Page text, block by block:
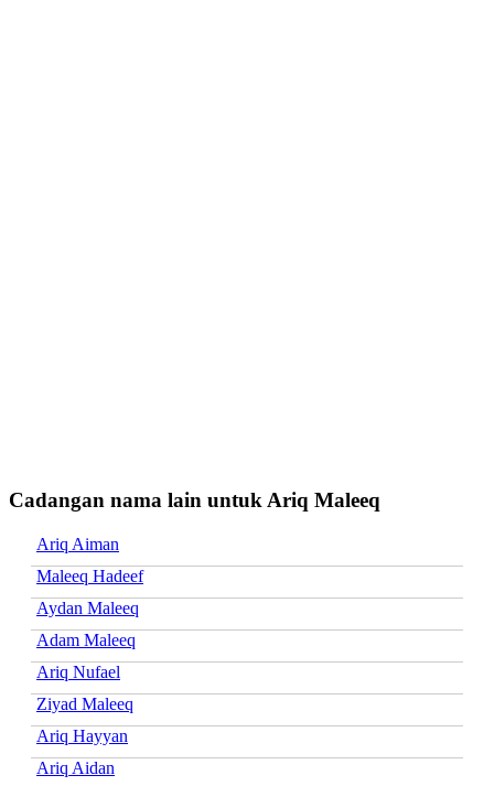
Cadangan nama lain untuk Ariq Maleeq
Ariq Aiman
Maleeq Hadeef
Aydan Maleeq
Adam Maleeq
Ariq Nufael
Ziyad Maleeq
Ariq Hayyan
Ariq Aidan